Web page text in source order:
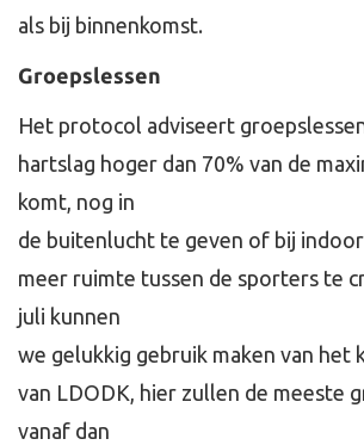
als bij binnenkomst.
Groepslessen
Het protocol adviseert
hartslag hoger dan 70% van de
komt, nog in
de buitenlucht te geven of bij
meer ruimte tussen de sporters te
juli kunnen
we gelukkig gebruik maken van het
van LDODK, hier zullen de meeste
vanaf dan